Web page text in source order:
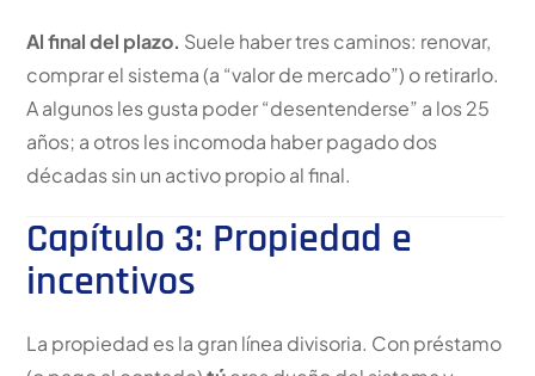
Al final del plazo. Suele haber tres caminos: renovar,
comprar el sistema (a “valor de mercado”) o retirarlo.
A algunos les gusta poder “desentenderse” a los 25
años; a otros les incomoda haber pagado dos
décadas sin un activo propio al final.
Capítulo 3: Propiedad e
incentivos
La propiedad es la gran línea divisoria. Con préstamo